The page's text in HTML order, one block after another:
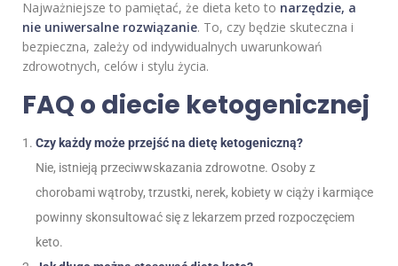
Najważniejsze to pamiętać, że dieta keto to narzędzie, a
nie uniwersalne rozwiązanie. To, czy będzie skuteczna i
bezpieczna, zależy od indywidualnych uwarunkowań
zdrowotnych, celów i stylu życia.
FAQ o diecie ketogenicznej
Czy każdy może przejść na dietę ketogeniczną?
Nie, istnieją przeciwwskazania zdrowotne. Osoby z
chorobami wątroby, trzustki, nerek, kobiety w ciąży i karmiące
powinny skonsultować się z lekarzem przed rozpoczęciem
keto.